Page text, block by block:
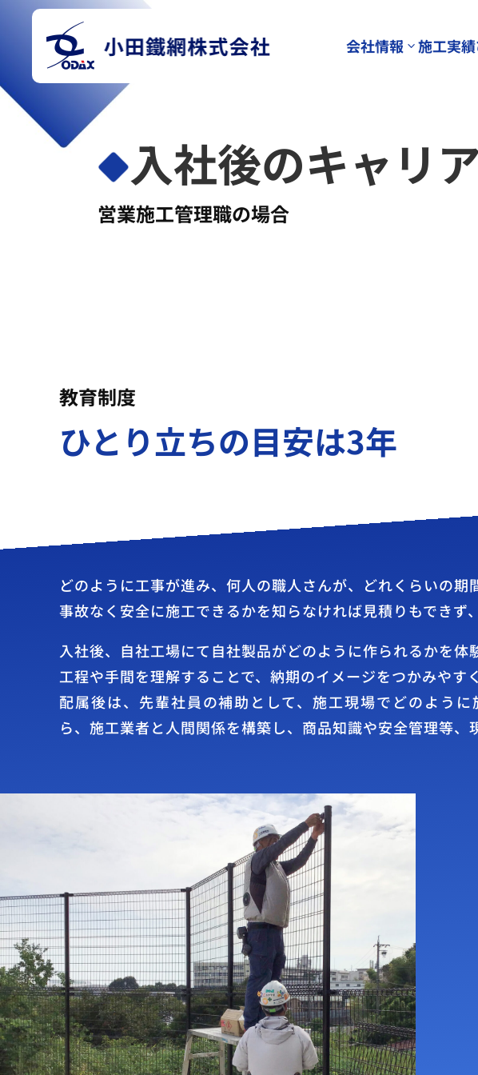
会社情報 3 施工実績
入社後のキャリ
営業施工管理職の場合
教育制度
ひとり立ちの目安は3年
どのように工事が進み、何人の職人さんが、どれくらいの期
事故なく安全に施工できるかを知らなければ見積りもできず
入社後、自社工場にて自社製品がどのように作られるかを体
工程や手間を理解することで、納期のイメージをつかみやす
配属後は、先輩社員の補助として、施工現場でどのよう
ら、施工業者と人間関係を構築し、商品知識や安全管理等、